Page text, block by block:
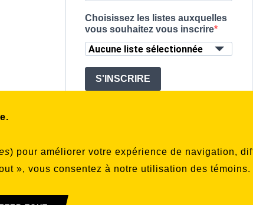
) pour améliorer votre expérience de navigation,
», vous consentez à notre utilisation des témoins.
Choisissez les listes auxquelles
vous souhaitez vous inscrire
Aucune liste sélectionnée
S'INSCRIRE